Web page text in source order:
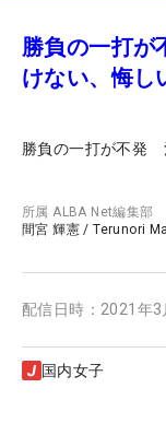
勝負の一打
けない、悔し
勝負の一打が不発
所属ALBA Net編集部
間宮 輝憲 /Terunori
配信日時： 2021年3
国内女子